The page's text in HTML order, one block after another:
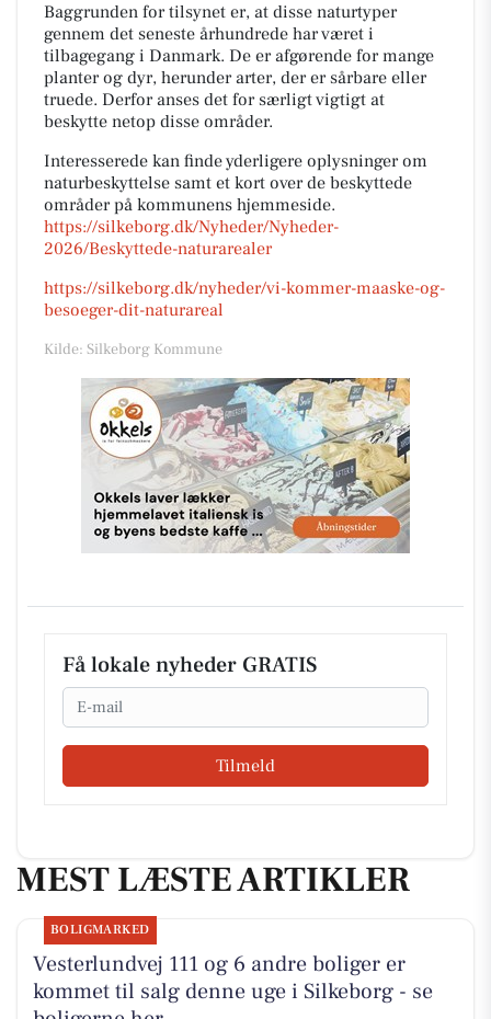
Baggrunden for tilsynet er, at disse naturtyper
gennem det seneste århundrede har været i
tilbagegang i Danmark. De er afgørende for mange
planter og dyr, herunder arter, der er sårbare eller
truede. Derfor anses det for særligt vigtigt at
beskytte netop disse områder.
Interesserede kan finde yderligere oplysninger om
naturbeskyttelse samt et kort over de beskyttede
områder på kommunens hjemmeside.
https://silkeborg.dk/Nyheder/Nyheder-
2026/Beskyttede-naturarealer
https://silkeborg.dk/nyheder/vi-kommer-maaske-og-
besoeger-dit-naturareal
Kilde: Silkeborg Kommune
Få lokale nyheder GRATIS
Email
Tilmeld
MEST LÆSTE ARTIKLER
BOLIGMARKED
Vesterlundvej 111 og 6 andre boliger er
kommet til salg denne uge i Silkeborg - se